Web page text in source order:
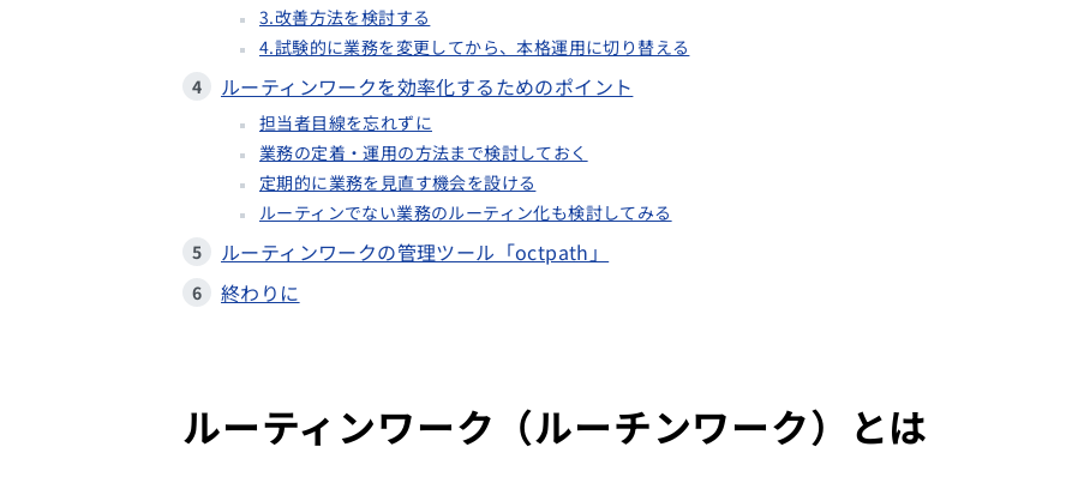
3.改善方法を検討する
4.試験的に業務を変更してから、本格運用に切り替える
ルーティンワークを効率化するためのポイント
担当者目線を忘れずに
業務の定着・運用の方法まで検討しておく
定期的に業務を見直す機会を設ける
ルーティンでない業務のルーティン化も検討してみる
ルーティンワークの管理ツール「octpath」
終わりに
ルーティンワーク（ルーチンワーク）とは